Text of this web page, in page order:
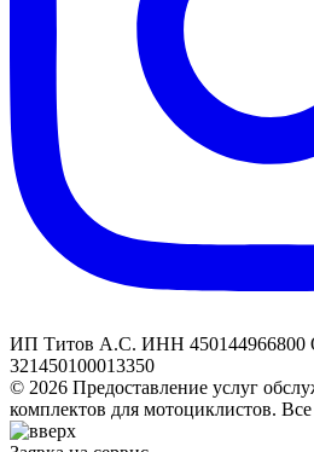
ИП Титов А.С. ИНН
321450100013350
© 2026 Предоставление услуг
комплектов для мотоциклистов.